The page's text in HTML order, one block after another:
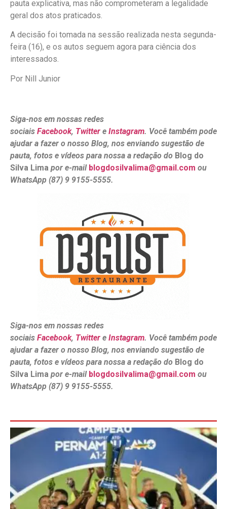
pauta explicativa, mas não comprometeram a legalidade
geral dos atos praticados.
A decisão foi tomada na sessão realizada nesta segunda-
feira (16), e os autos seguem agora para ciência dos
interessados.
Por Nill Junior
Siga-nos em nossas redes
sociais Facebook, Twitter e Instagram. Você também pode
ajudar a fazer o nosso Blog, nos enviando sugestão de
pauta, fotos e vídeos para nossa a redação do Blog do
Silva Lima por e-mail blogdosilvalima@gmail.com ou
WhatsApp (87) 9 9155-5555.
Siga-nos em nossas redes
sociais Facebook, Twitter e Instagram. Você também pode
ajudar a fazer o nosso Blog, nos enviando sugestão de
pauta, fotos e vídeos para nossa a redação do Blog do
Silva Lima por e-mail blogdosilvalima@gmail.com ou
WhatsApp (87) 9 9155-5555.